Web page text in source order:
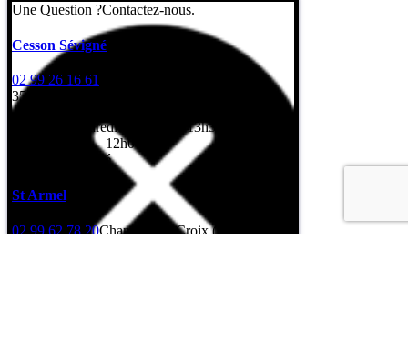
Une Question ?Contactez-nous.
Cesson Sévigné
02 99 26 16 61
35510 Cesson-Sévigné
Lundi au vendredi: 8h – 12h / 13h30 – 17h30
Samedi: 8h30 – 12h00
Dimanche: fermé
St Armel
02 99 62 78 20Champ de la Croix (Gps : rue